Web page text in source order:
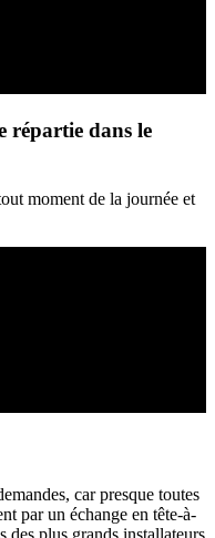
répartie dans le
moment de la journée et
car presque toutes
par un échange en tête-à-
des plus grands installateurs